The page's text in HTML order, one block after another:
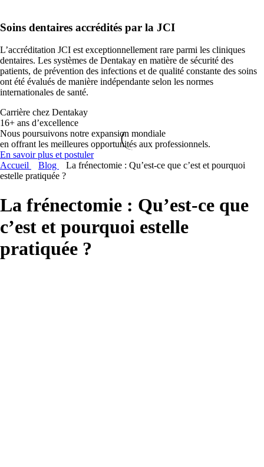
Soins dentaires accrédités par la JCI
L’accréditation JCI est exceptionnellement rare parmi les cliniques
dentaires. Les systèmes de Dentakay en matière de sécurité des
patients, de prévention des infections et de qualité constante des soins
ont été évalués de manière indépendante selon les normes
internationales de santé.
Carrière chez Dentakay
16+ ans d’excellence
Nous poursuivons notre expansion mondiale
en offrant les meilleures opportunités aux professionnels.
En savoir plus et postuler
Accueil
Blog
La frénectomie : Qu’est-ce que c’est et pourquoi
estelle pratiquée ?
La frénectomie : Qu’est-ce que
c’est et pourquoi estelle
pratiquée ?